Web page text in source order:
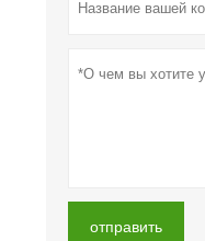
отправить